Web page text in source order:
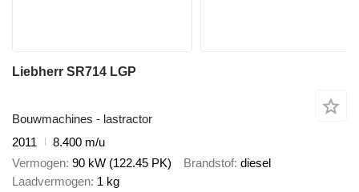
Liebherr SR714 LGP
Bouwmachines - lastractor
2011
8.400 m/u
Vermogen 90 kW (122.45 PK) Brandstof diesel
Laadvermogen 1 kg